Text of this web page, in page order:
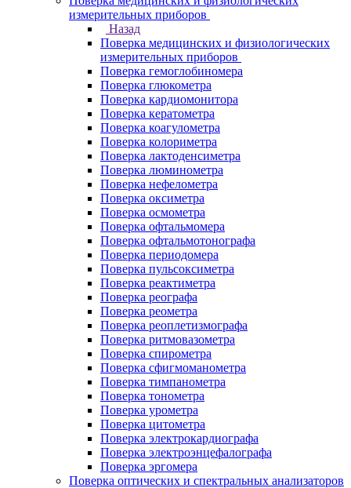
измерительных приборов
Назад
Поверка медицинских и физиологических
измерительных приборов
Поверка гемоглобиномера
Поверка глюкометра
Поверка кардиомонитора
Поверка кератометра
Поверка коагулометра
Поверка колориметра
Поверка лактоденсиметра
Поверка люминометра
Поверка нефелометра
Поверка оксиметра
Поверка осмометра
Поверка офтальмомера
Поверка офтальмотонографа
Поверка периодомера
Поверка пульсоксиметра
Поверка реактиметра
Поверка реографа
Поверка реометра
Поверка реоплетизмографа
Поверка ритмовазометра
Поверка спирометра
Поверка сфигмоманометра
Поверка тимпанометра
Поверка тонометра
Поверка урометра
Поверка цитометра
Поверка электрокардиографа
Поверка электроэнцефалографа
Поверка эргомера
Поверка оптических и спектральных анализаторов